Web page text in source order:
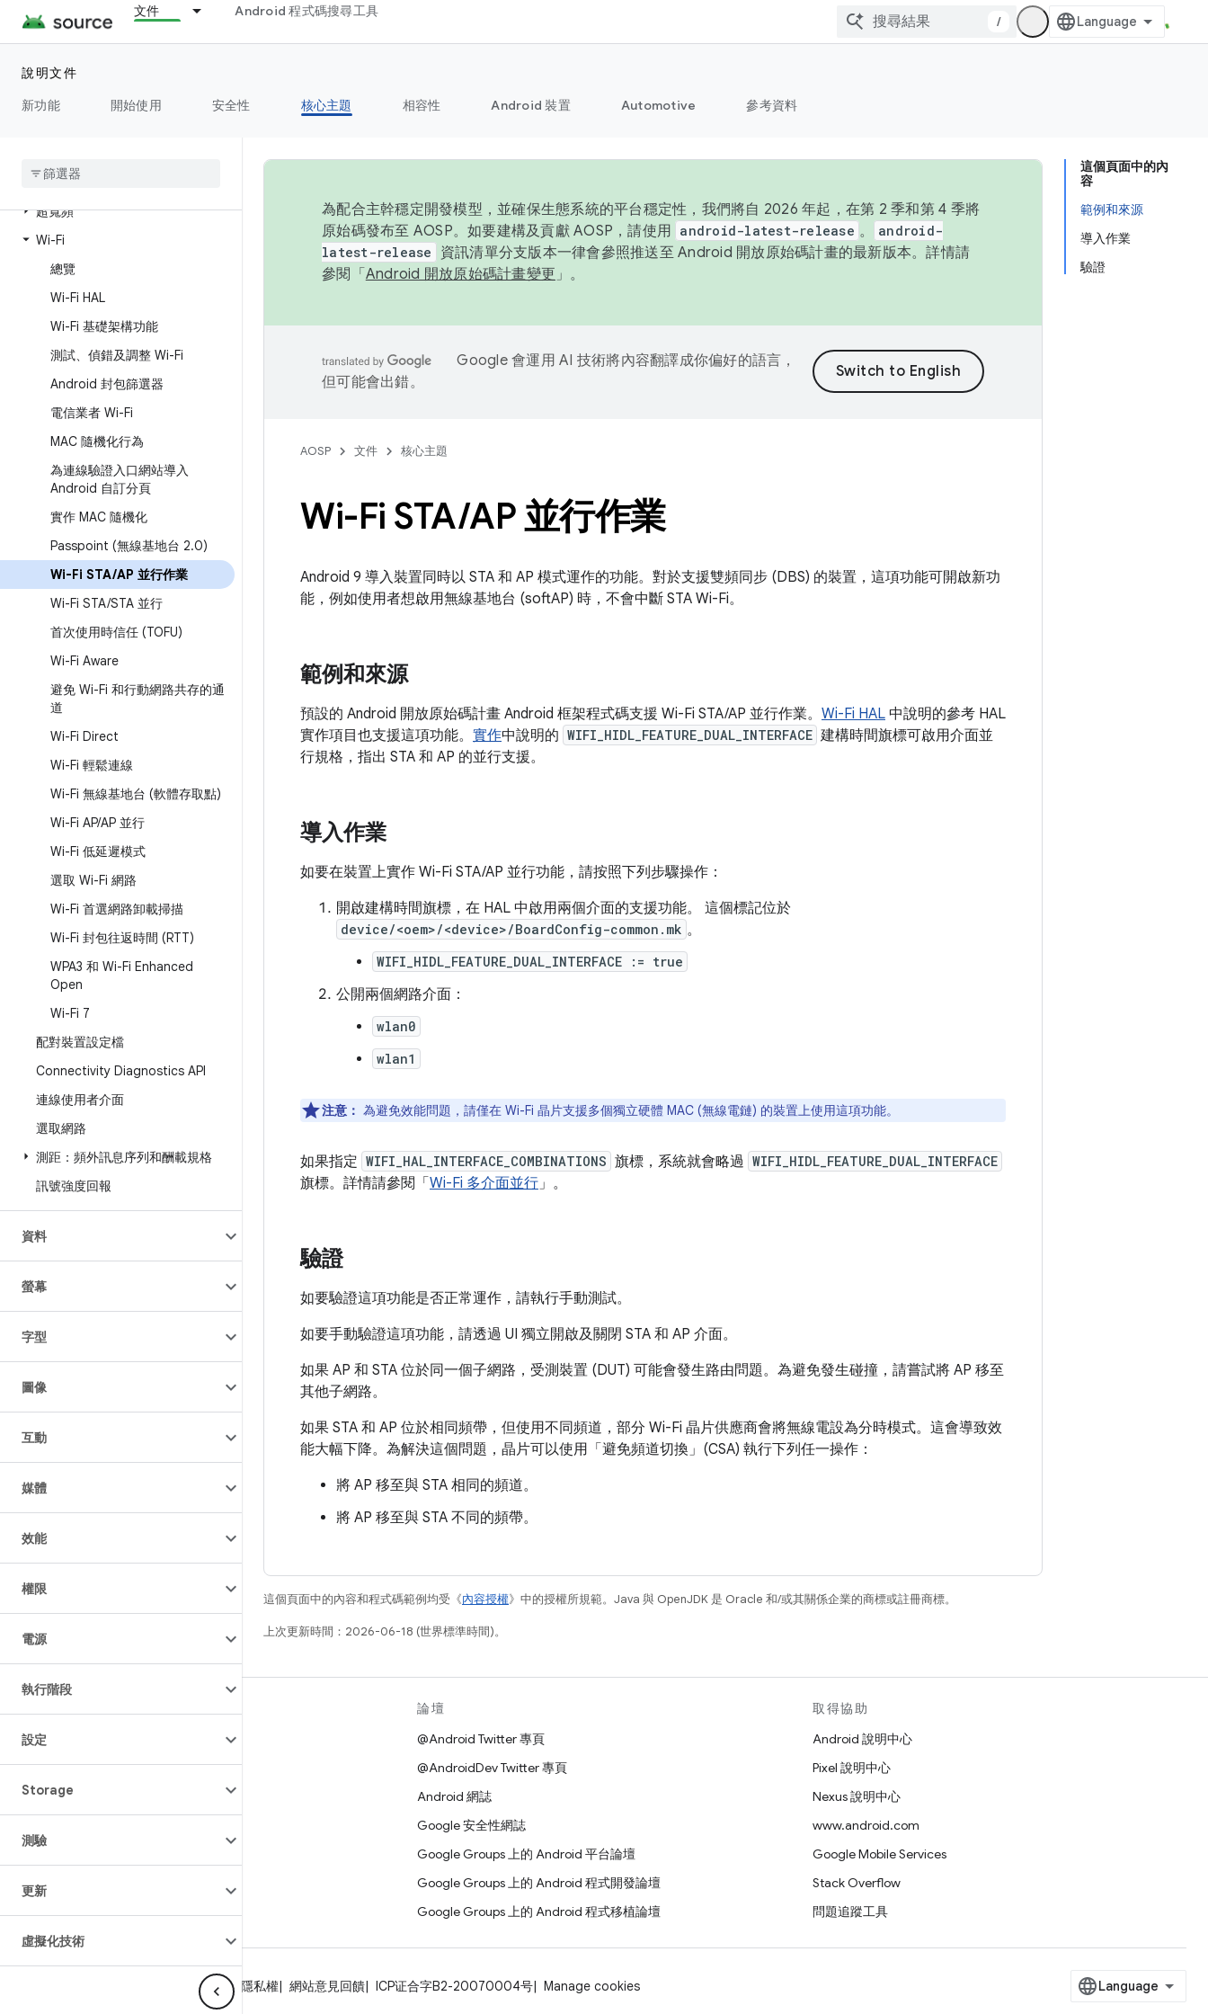
文件 Android 程式碼搜尋工具
/
說明文件
新功能
開始使用 安全性 核心主題 相容性 Android 裝置 Automotive 參考資料
藍牙
NFC
時間
超寬頻
Wi-Fi
總覽
Wi-Fi HAL
Wi-Fi 基礎架構功能
測試、偵錯及調整 Wi-Fi
Android 封包篩選器
電信業者 Wi-Fi
MAC 隨機化行為
為連線驗證入口網站導入
Android 自訂分頁
實作 MAC 隨機化
Passpoint (無線基地台 2.0)
Wi-Fi STA/AP 並行作業
Wi-Fi STA/STA 並行
首次使用時信任 (TOFU)
Wi-Fi Aware
避免 Wi-Fi 和行動網路共存的通
道
Wi-Fi Direct
Wi-Fi 輕鬆連線
Wi-Fi 無線基地台 (軟體存取點)
Wi-Fi AP/AP 並行
Wi-Fi 低延遲模式
選取 Wi-Fi 網路
Wi-Fi 首選網路卸載掃描
Wi-Fi 封包往返時間 (RTT)
WPA3 和 Wi-Fi Enhanced
Open
Wi-Fi 7
配對裝置設定檔
Connectivity Diagnostics API
連線使用者介面
選取網路
測距：頻外訊息序列和酬載規格
訊號強度回報
資料
螢幕
字型
圖像
互動
媒體
效能
權限
電源
執行階段
設定
Storage
測驗
更新
虛擬化技術
這個頁面中的內
容
範例和來源
導入作業
驗證
為配合主幹穩定開發模型，並確保生態系統的平台穩定性，我們將自 2026 年起，在第 2 季和第 4 季將
原始碼發布至 AOSP。如要建構及貢獻 AOSP，請使用 android-latest-release 。
android-
latest-release
資訊清單分支版本一律會參照推送至 Android 開放原始碼計畫的最新版本。詳情請
參閱「 Android 開放原始碼計畫變更 」。
Google 會運用 AI 技術將內容翻譯成你偏好的語言，
但可能會出錯。
AOSP 文件 核心主題
Wi-Fi STA/AP 並行作業
Android 9 導入裝置同時以 STA 和 AP 模式運作的功能。對於支援雙頻同步 (DBS) 的裝置，這項功能可開啟新功
能，例如使用者想啟用無線基地台 (softAP) 時，不會中斷 STA Wi-Fi。
範例和來源
預設的 Android 開放原始碼計畫 Android 框架程式碼支援 Wi-Fi STA/AP 並行作業。 Wi-Fi HAL 中說明的參考 HAL
實作項目也支援這項功能。 實作中說明的 WIFI_HIDL_FEATURE_DUAL_INTERFACE 建構時間旗標可啟用介面並
行規格，指出 STA 和 AP 的並行支援。
導入作業
如要在裝置上實作 Wi-Fi STA/AP 並行功能，請按照下列步驟操作：
開啟建構時間旗標，在 HAL 中啟用兩個介面的支援功能。 這個標記位於
device/<oem>/<device>/BoardConfig-common.mk 。
WIFI_HIDL_FEATURE_DUAL_INTERFACE := true
公開兩個網路介面：
wlan0
wlan1
注意： 為避免效能問題，請僅在 Wi-Fi 晶片支援多個獨立硬體 MAC (無線電鏈) 的裝置上使用這項功能。
如果指定 WIFI_HAL_INTERFACE_COMBINATIONS 旗標，系統就會略過 WIFI_HIDL_FEATURE_DUAL_INTERFACE
旗標。詳情請參閱「 Wi-Fi 多介面並行」。
驗證
如要驗證這項功能是否正常運作，請執行手動測試。
如要手動驗證這項功能，請透過 UI 獨立開啟及關閉 STA 和 AP 介面。
如果 AP 和 STA 位於同一個子網路，受測裝置 (DUT) 可能會發生路由問題。為避免發生碰撞，請嘗試將 AP 移至
其他子網路。
如果 STA 和 AP 位於相同頻帶，但使用不同頻道，部分 Wi-Fi 晶片供應商會將無線電設為分時模式。這會導致效
能大幅下降。為解決這個問題，晶片可以使用「避免頻道切換」(CSA) 執行下列任一操作：
將 AP 移至與 STA 相同的頻道。
將 AP 移至與 STA 不同的頻帶。
這個頁面中的內容和程式碼範例均受《內容授權》中的授權所規範。Java 與 OpenJDK 是 Oracle 和/或其關係企業的商標或註冊商標。
上次更新時間：2026-06-18 (世界標準時間)。
Android 程式庫
相關規定
下載程式碼
驅動程式二進位檔
GitHub
論壇
@Android Twitter 專頁
@AndroidDev Twitter 專頁
Android 網誌
Google 安全性網誌
Google Groups 上的 Android 平台論壇
Google Groups 上的 Android 程式開發論壇
Google Groups 上的 Android 程式移植論壇
取得協助
Android 說明中心
Pixel 說明中心
Nexus 說明中心
www.android.com
Google Mobile Services
Stack Overflow
問題追蹤工具
授權 隱私權 網站意見回饋 ICP证合字B2-20070004号 Manage cookies